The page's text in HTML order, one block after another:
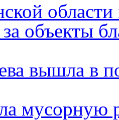
области
объекты
вышла в
мусорную